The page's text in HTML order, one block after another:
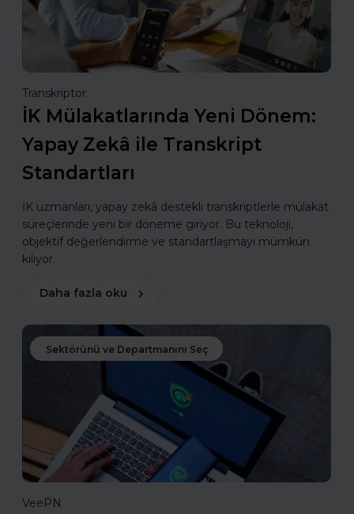
Transkriptor
İK Mülakatlarında Yeni Dönem:
Yapay Zekâ ile Transkript
Standartları
İK uzmanları, yapay zekâ destekli transkriptlerle mülakat
süreçlerinde yeni bir döneme giriyor. Bu teknoloji,
objektif değerlendirme ve standartlaşmayı mümkün
kılıyor.
Daha fazla oku
Sektörünü ve Departmanını Seç
VeePN